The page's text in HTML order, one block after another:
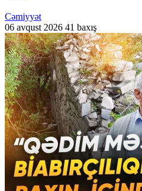
Cəmiyyət
06 avqust 2026 41 baxış